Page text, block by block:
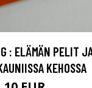
: ELÄMÄN PELIT
KEHOSSA